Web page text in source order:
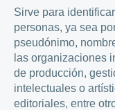
Sirve para
personas, ya sea
pseudónimo,
las organizaciones
de producción,
intelectuales o
editoriales, entre